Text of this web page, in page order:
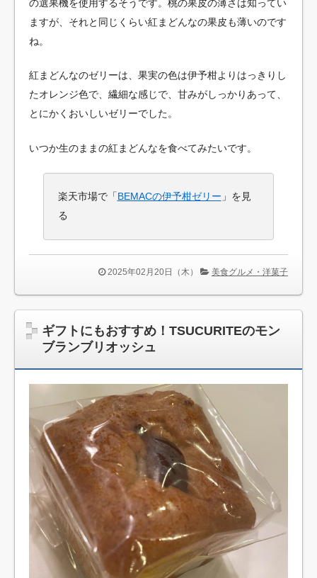
の選果機を使用するそうです。桃の果皮の薄さは知ってい
ますが、それと同じくらい紅まどんなの果皮も薄いのです
ね。
紅まどんなのゼリーは、果実の色は伊予柑よりはっきりし
たオレンジ色で、繊細な感じで、甘みがしっかりあって、
とにかくおいしいゼリーでした。
いつか生のままの紅まどんなを食べてみたいです。
楽天市場で「BEMACの伊予柑ゼリー 」を見
る
2025年02月20日（木） 美食グルメ・洋菓子
ギフトにもおすすめ！TSUCURITEのモン
ブランブリオッシュ